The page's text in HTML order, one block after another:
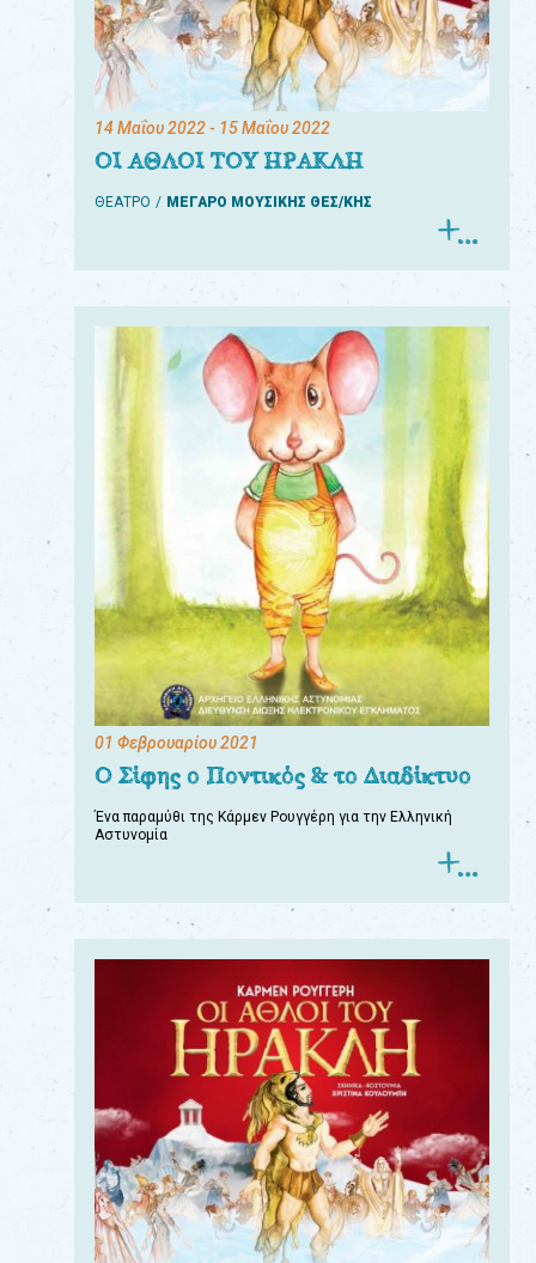
14 Μαΐου 2022- 15 Μαΐου 2022
ΟΙ ΑΘΛΟΙ ΤΟΥ ΗΡΑΚΛΗ
ΘΕΑΤΡΟ ΜΕΓΑΡΟ ΜΟΥΣΙΚΗΣ ΘΕΣ/ΚΗΣ
01 Φεβρουαρίου 2021
Ο Σίφης ο Ποντικός & το Διαδίκτυο
Ένα παραμύθι της Κάρμεν Ρουγγέρη για την Ελληνική
Αστυνομία